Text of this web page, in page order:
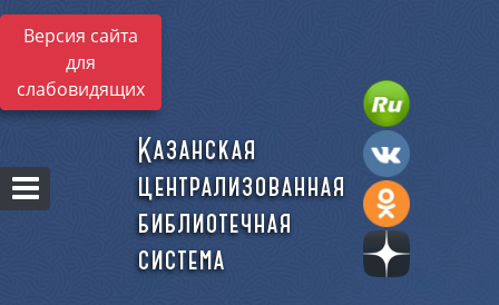
Версия сайта
для
слабовидящих
Казанская
централизованная
библиотечная
система